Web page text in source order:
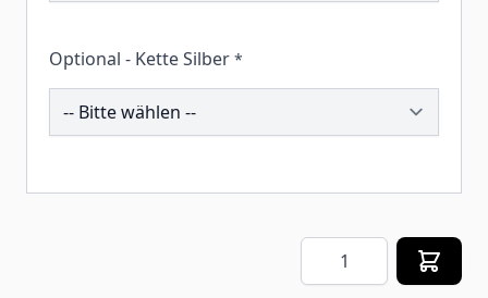
Optional - Kette Silber *
196325
Menge